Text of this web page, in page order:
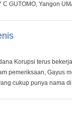
GUTOMO, Yangon
Korupsi terus
pemeriksaan, Gayus
cukup punya nama